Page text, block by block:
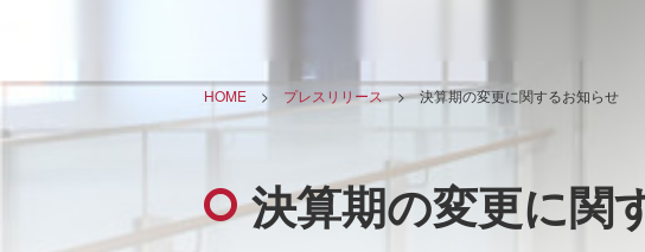
HOME > プレスリリース>決算期の変更に関するお知らせ
決算期の変更に関